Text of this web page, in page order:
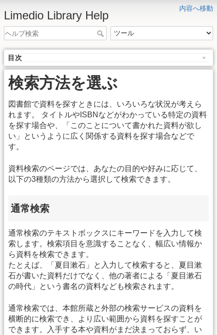
内容へ移動
Limedio Library Help
目次
検索方法を選ぶ
図書館で資料を探すときには、いろいろな状況が考えら
れます。 タイトルやISBNなどがわかっている特定の資料
を探す場合や、「このことについて書かれた資料が欲し
い」というように広く関係する資料を探す場合などで
す。
資料検索のページでは、あなたの目的や好みに応じて、
以下の3種類の方法から選択して検索できます。
通常検索
通常検索のテキストボックスにキーワードを入力して検
索します。検索項目を意識することなく、幅広い情報か
ら資料を検索できます。
たとえば、「夏目漱石」と入力して検索すると、夏目漱
石が書いた資料だけでなく、他の著者による「夏目漱石
の時代」という書名の資料なども検索されます。
通常検索では、本館所蔵と外部の検索サービスの資料を
横断的に検索でき、より広い範囲から資料を探すことが
できます。入手する本や資料がまだ決まっておらず、い